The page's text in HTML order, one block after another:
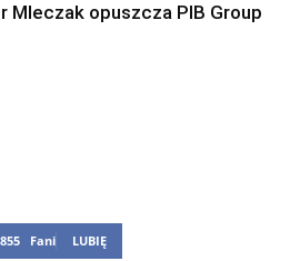
Mleczak opuszcza PIB Group
Fani LUBIĘ